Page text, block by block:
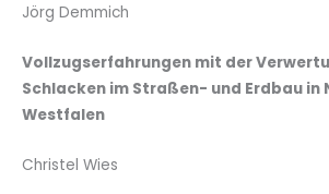
Jörg Demmich
Vollzugserfahrungen mit der
Schlacken im Straßen- und Erdbau in
Westfalen
Christel Wies